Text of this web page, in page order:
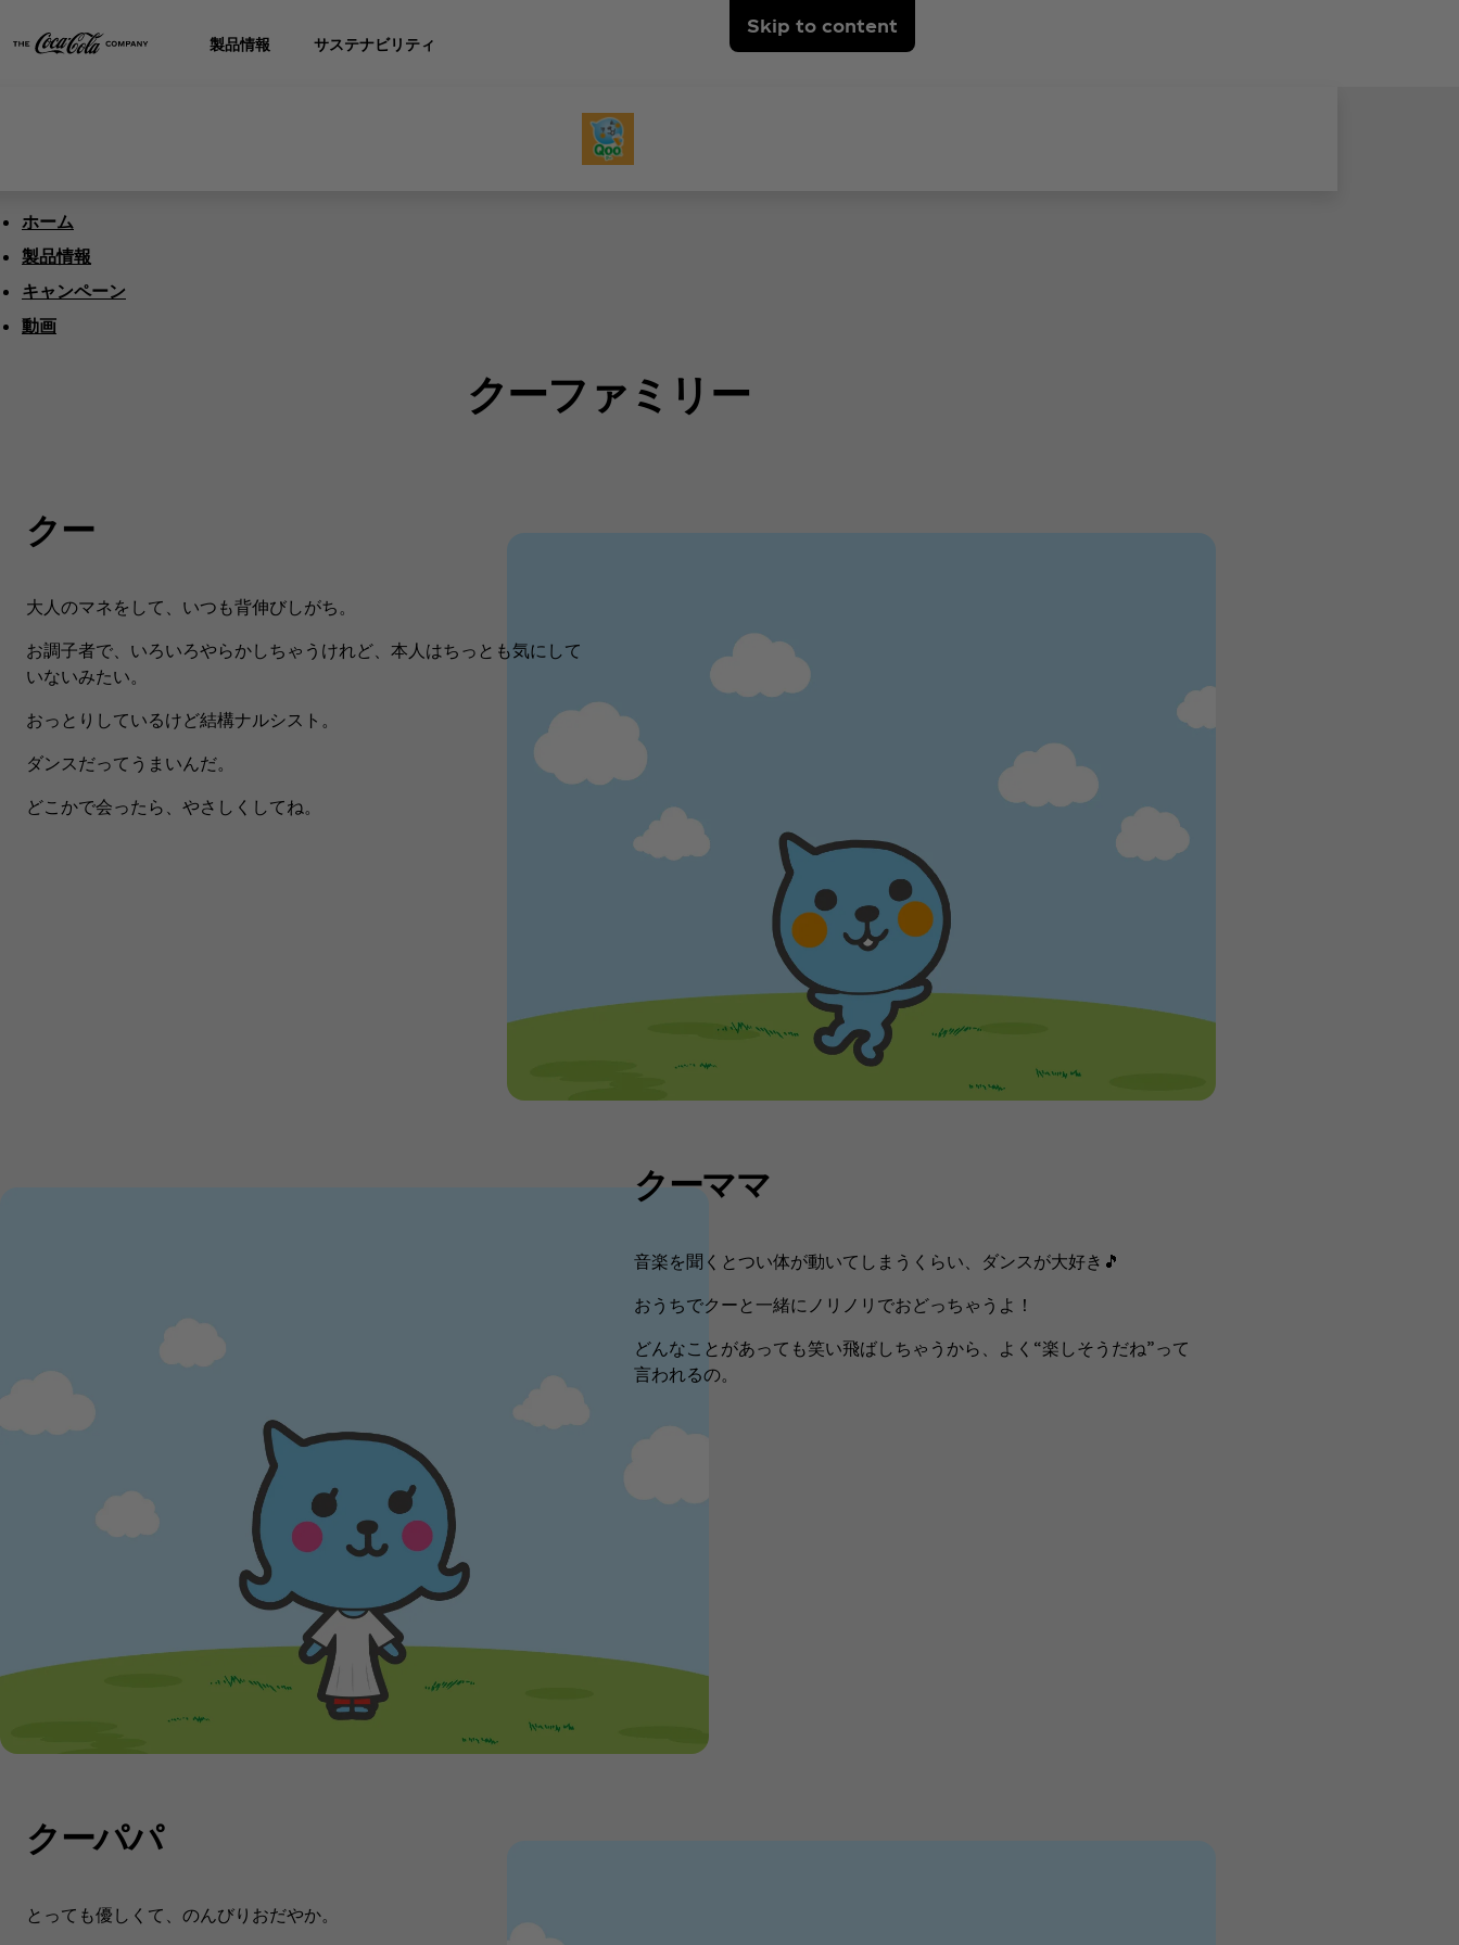
Skip to content
製品情報 サステナビリティ
ホーム
製品情報
キャンペーン
動画
クーファミリー
クー
大人のマネをして、いつも背伸びしがち。​
お調子者で、いろいろやらかしちゃうけれど、​本人はちっとも気にして
いないみたい。
​おっとりしているけど結構ナルシスト。
ダンスだってうまいんだ。​
どこかで会ったら、やさしくしてね。
クーママ​
音楽を聞くとつい体が動いてしまうくらい、ダンスが大好き🎵​​
おうちでクーと一緒にノリノリでおどっちゃうよ！​​
どんなことがあっても笑い飛ばしちゃうから、よく“楽しそうだね”って
言われるの。​
クーパパ​
とっても優しくて、のんびりおだやか。​